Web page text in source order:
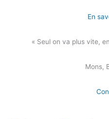
En
« Seul on va plus vite,
Mons,